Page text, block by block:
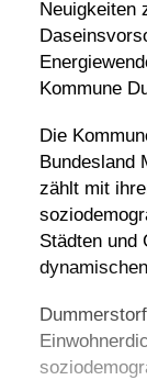
Neuigkeiten
Kommune
Die
Bundesland
zählt mit
Städten und